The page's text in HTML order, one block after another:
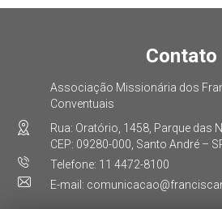
Contato
Associação Missionária dos
Conventuais
Rua: Oratório, 1458, Parque das
CEP: 09280-000, Santo André –
Telefone: 11 4472-8100
E-mail: